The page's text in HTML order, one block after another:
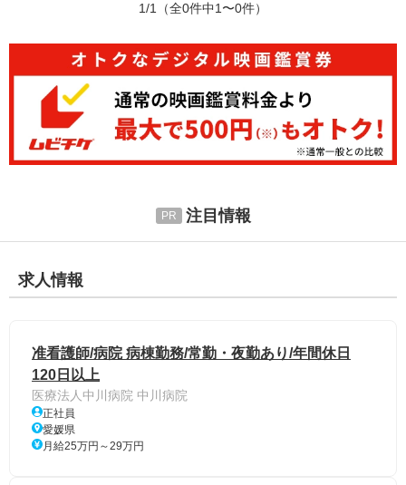
1/1 （全0件中1〜0件）
注目情報
求人情報
准看護師/病院 病棟勤務/常勤・夜勤あり/年間休日
120日以上
医療法人中川病院 中川病院
正社員
愛媛県
月給25万円～29万円